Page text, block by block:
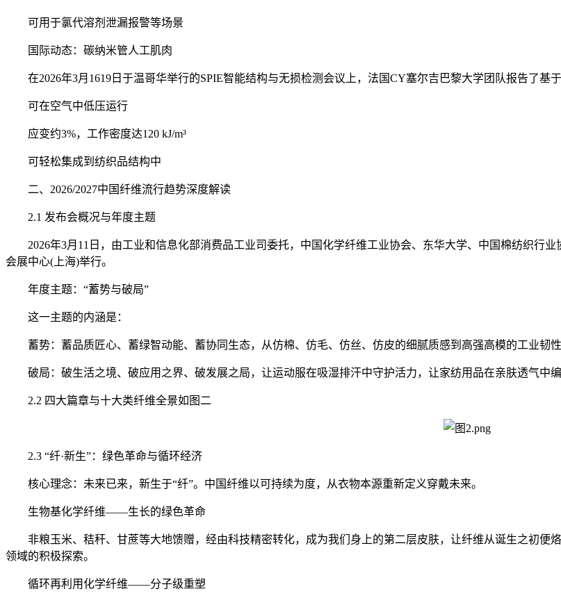
可用于氯代溶剂泄漏报警等场景
国际动态：碳纳米管人工肌肉
在2026年3月1619日于温哥华举行的SPIE智能结构与无损检测会议上，法国CY塞尔吉巴黎大学团队报告了基
可在空气中低压运行
应变约3%，工作密度达120 kJ/m³
可轻松集成到纺织品结构中
二、2026/2027中国纤维流行趋势深度解读
2.1 发布会概况与年度主题
2026年3月11日，由工业和信息化部消费品工业司委托，中国化学纤维工业协会、东华大学、中国棉纺织行业
会展中心(上海)举行。
年度主题：“蓄势与破局”
这一主题的内涵是：
蓄势：蓄品质匠心、蓄绿智动能、蓄协同生态，从仿棉、仿毛、仿丝、仿皮的细腻质感到高强高模的工业韧性
破局：破生活之境、破应用之界、破发展之局，让运动服在吸湿排汗中守护活力，让家纺用品在亲肤透气中
2.2 四大篇章与十大类纤维全景如图二
2.3 “纤·新生”：绿色革命与循环经济
核心理念：未来已来，新生于“纤”。中国纤维以可持续为度，从衣物本源重新定义穿戴未来。
生物基化学纤维——生长的绿色革命
非粮玉米、秸秆、甘蔗等大地馈赠，经由科技精密转化，成为我们身上的第二层皮肤，让纤维从诞生之初便
领域的积极探索。
循环再利用化学纤维——分子级重塑